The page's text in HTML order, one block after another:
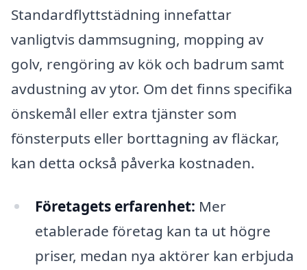
Standardflyttstädning innefattar
vanligtvis dammsugning, mopping av
golv, rengöring av kök och badrum samt
avdustning av ytor. Om det finns specifika
önskemål eller extra tjänster som
fönsterputs eller borttagning av fläckar,
kan detta också påverka kostnaden.
Företagets erfarenhet: Mer
etablerade företag kan ta ut högre
priser, medan nya aktörer kan erbjuda